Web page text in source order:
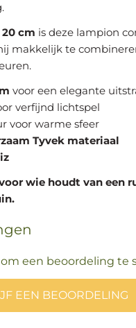
20 cm is deze lampion
makkelijk te
voor een elegante
verfijnd lichtspel
voor warme sfeer
Tyvek materiaal
wie houdt van een
een beoordeling te
EEN BEOORDELING